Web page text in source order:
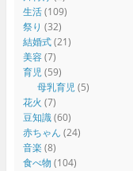
生活(109)
祭り (32)
結婚式(21)
美容(7)
育児(59)
母乳育児(5)
花火 (7)
豆知識(60)
赤ちゃん (24)
音楽 (8)
食べ物 (104)